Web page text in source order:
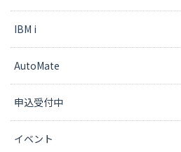
IBM i
AutoMate
申込受付中
イベント